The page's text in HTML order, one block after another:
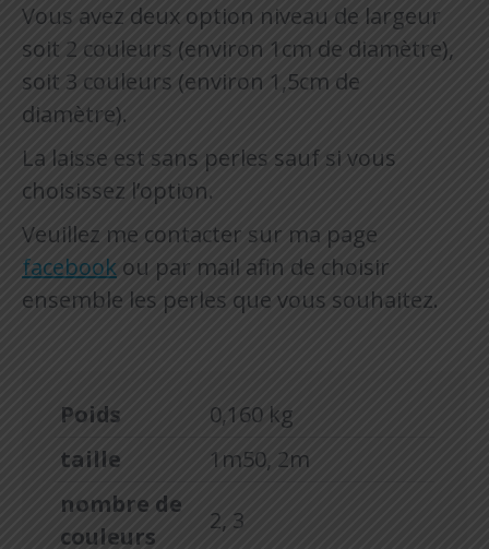
Vous avez deux option niveau de largeur
soit 2 couleurs (environ 1cm de diamètre),
soit 3 couleurs (environ 1,5cm de
diamètre).
La laisse est sans perles sauf si vous
choisissez l’option.
Veuillez me contacter sur ma page
facebook ou par mail afin de choisir
ensemble les perles que vous souhaitez.
Poids
0,160 kg
taille
1m50, 2m
nombre de
couleurs
2, 3